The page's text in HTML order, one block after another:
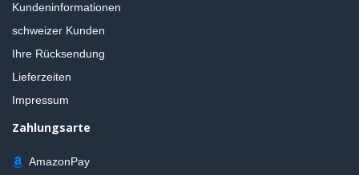
Kundeninformationen
schweizer Kunden
Ihre Rücksendung
Lieferzeiten
Impressum
Zahlungsarte
AmazonPay